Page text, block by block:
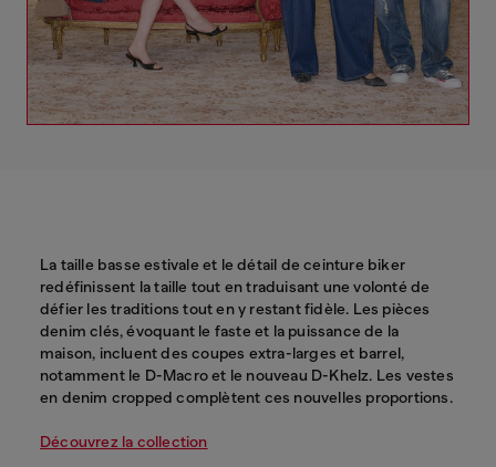
La taille basse estivale et le détail de ceinture biker
redéfinissent la taille tout en traduisant une volonté de
défier les traditions tout en y restant fidèle. Les pièces
denim clés, évoquant le faste et la puissance de la
maison, incluent des coupes extra-larges et barrel,
notamment le D-Macro et le nouveau D-Khelz. Les vestes
en denim cropped complètent ces nouvelles proportions.
Découvrez la collection